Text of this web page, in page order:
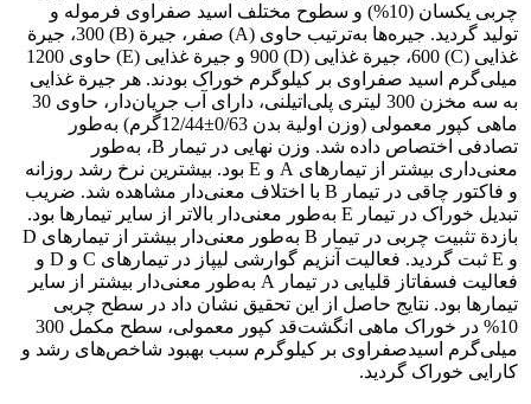
چربی یکسان (10%) و سطوح مختلف اسید صفراوی فرموله و
تولید گردید. جیره‌ها به‌ترتیب حاوی (A) صفر، جیرة (B) 300، جیرة
غذایی (C) 600، جیرة غذایی (D) 900 و جیرة غذایی (E) حاوی 1200
میلی‌گرم اسید صفراوی بر کیلوگرم خوراک بودند. هر جیرة غذایی
به سه مخزن 300 لیتری پلی‌اتیلنی، دارای آب جریان‌دار، حاوی 30
ماهی کپور معمولی (وزن اولیة بدن 0/63±12/44گرم) به‌طور
تصادفی اختصاص داده شد. وزن نهایی در تیمار B، به‌طور
معنی‌داری بیشتر از تیمارهای A و E بود. بیشترین نرخ رشد روزانه
و فاکتور چاقی در تیمار B با اختلاف معنی‌دار مشاهده شد. ضریب
تبدیل خوراک در تیمار E به‌طور معنی‌دار بالاتر از سایر تیمارها بود.
بازدة تثبیت چربی در تیمار B به‌طور معنی‌دار بیشتر از تیمارهای D
و E ثبت گردید. فعالیت آنزیم گوارشی لیپاز در تیمارهای C و D و
فعالیت فسفاتاز قلیایی در تیمار A به‌طور معنی‌دار بیشتر از سایر
تیمارها بود. نتایج حاصل از این تحقیق نشان داد در سطح چربی
10% در خوراک ماهی انگشت‌قد کپور معمولی، سطح مکمل 300
میلی‌گرم اسیدصفراوی بر کیلوگرم سبب بهبود شاخص‌های رشد و
کارایی خوراک گردید.